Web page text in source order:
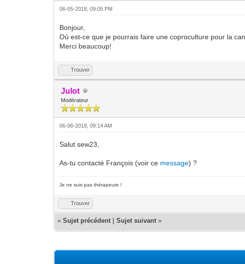
06-05-2018, 09:05 PM
Bonjour,
Où est-ce que je pourrais faire une coproculture pour la
Merci beaucoup!
Trouver
Julot
Modérateur
06-06-2018, 09:14 AM
Salut sew23,
As-tu contacté François (voir ce message) ?
Je ne suis pas thérapeute !
Trouver
«Sujet précédent |Sujet suivant »